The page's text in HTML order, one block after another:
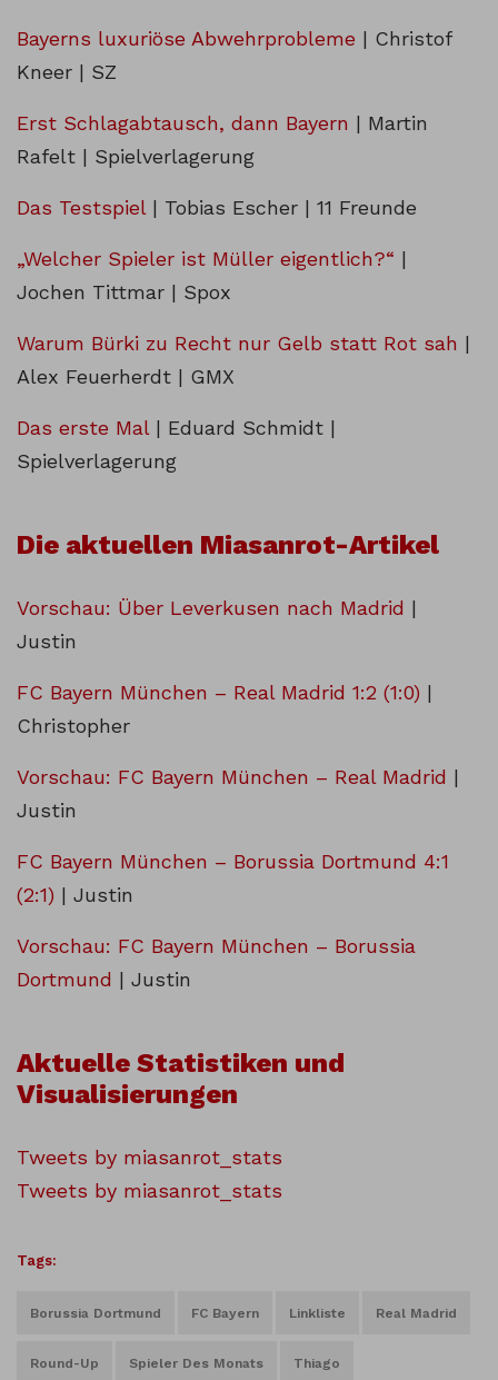
Bayerns luxuriöse Abwehrprobleme | Christof
Kneer | SZ
Erst Schlagabtausch, dann Bayern | Martin
Rafelt | Spielverlagerung
Das Testspiel| Tobias Escher | 11 Freunde
„Welcher Spieler ist Müller eigentlich?“ |
Jochen Tittmar | Spox
Warum Bürki zu Recht nur Gelb statt Rot sah |
Alex Feuerherdt | GMX
Das erste Mal| Eduard Schmidt |
Spielverlagerung
Die aktuellen Miasanrot-Artikel
Vorschau: Über Leverkusen nach Madrid |
Justin
FC Bayern München – Real Madrid 1:2 (1:0) |
Christopher
Vorschau: FC Bayern München – Real Madrid |
Justin
FC Bayern München – Borussia Dortmund 4:1
(2:1) | Justin
Vorschau: FC Bayern München – Borussia
Dortmund | Justin
Aktuelle Statistiken und
Visualisierungen
Tweets by miasanrot_stats
Tweets by miasanrot_stats
Tags:
Borussia Dortmund FC Bayern Linkliste Real Madrid
Round-Up Spieler Des Monats Thiago